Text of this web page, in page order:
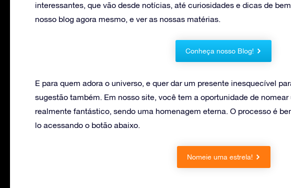
interessantes, que vão desde notícias, até curiosidades e dicas de
nosso blog agora mesmo, e ver as nossas matérias.
Conheça nosso Blog!
E para quem adora o universo, e quer dar um presente inesquecível
sugestão também. Em nosso site, você tem a oportunidade de
realmente fantástico, sendo uma homenagem eterna. O processo é
lo acessando o botão abaixo.
Nomeie uma estrela!